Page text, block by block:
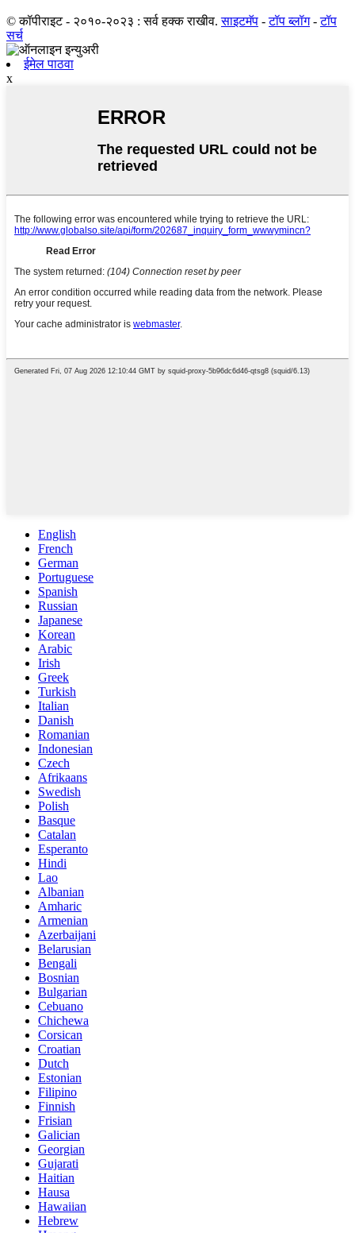
© कॉपीराइट - २०१०-२०२३ : सर्व हक्क राखीव. साइटमॅप -टॉप ब्लॉग-टॉप
सर्च
ईमेल पाठवा
x
English
French
German
Portuguese
Spanish
Russian
Japanese
Korean
Arabic
Irish
Greek
Turkish
Italian
Danish
Romanian
Indonesian
Czech
Afrikaans
Swedish
Polish
Basque
Catalan
Esperanto
Hindi
Lao
Albanian
Amharic
Armenian
Azerbaijani
Belarusian
Bengali
Bosnian
Bulgarian
Cebuano
Chichewa
Corsican
Croatian
Dutch
Estonian
Filipino
Finnish
Frisian
Galician
Georgian
Gujarati
Haitian
Hausa
Hawaiian
Hebrew